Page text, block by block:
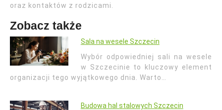
oraz kontaktów z rodzicami.
Zobacz także
Sala na wesele Szczecin
Wybór odpowiedniej sali na wesele
w Szczecinie to kluczowy element
organizacji tego wyjątkowego dnia. Warto…
Budowa hal stalowych Szczecin